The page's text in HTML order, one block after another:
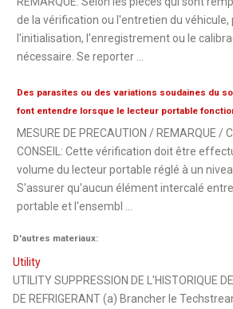
de la vérification ou l'entretien du véhicule,
l'initialisation, l'enregistrement ou le
nécessaire. Se reporter ...
Des parasites ou des variations soudaines du
font entendre lorsque le lecteur portable
MESURE DE PRECAUTION / REMARQUE /
CONSEIL: Cette vérification doit être
volume du lecteur portable réglé à un
S'assurer qu'aucun élément intercalé
portable et l'ensembl ...
D'autres materiaux:
Utility
UTILITY SUPPRESSION DE L'HISTORIQUE
DE REFRIGERANT (a) Brancher le